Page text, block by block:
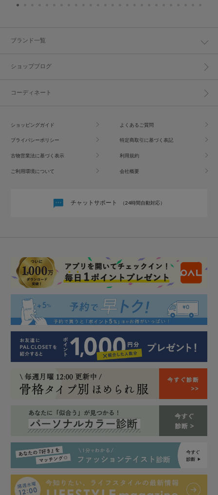
ブランド一覧
ショップブログ
コーディネート
ショッピングガイド よくあるご質問
プライバシーポリシー 特定商取引に基づく表記
古物営業法に基づく表示 利用規約
ご利用環境について 会社概要
チャットサポート （24時間自動対応）